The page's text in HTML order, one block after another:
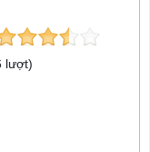
lượt)